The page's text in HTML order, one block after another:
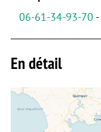
06-61-34-93-70 -
En détail